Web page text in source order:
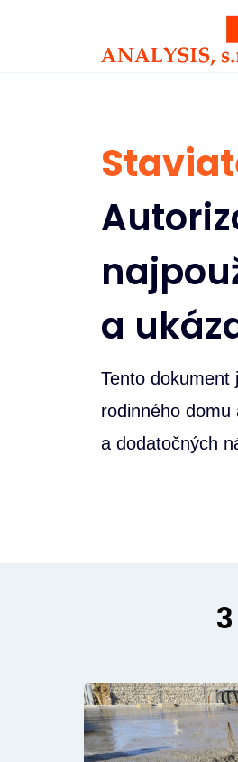
a
Tento dokument
rodinného
a dodatočných